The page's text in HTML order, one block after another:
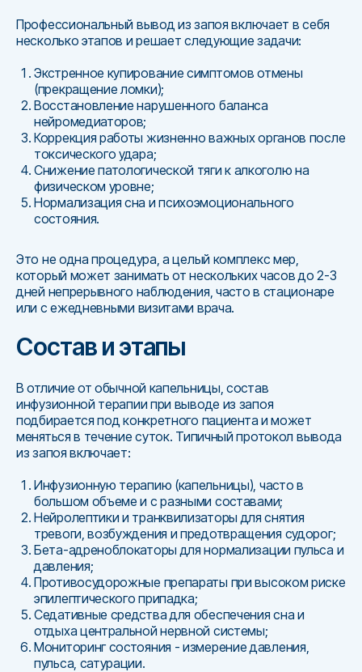
Профессиональный вывод из запоя включает в себя
несколько этапов и решает следующие задачи:
Экстренное купирование симптомов отмены
(прекращение ломки);
Восстановление нарушенного баланса
нейромедиаторов;
Коррекция работы жизненно важных органов после
токсического удара;
Снижение патологической тяги к алкоголю на
физическом уровне;
Нормализация сна и психоэмоционального
состояния.
Это не одна процедура, а целый комплекс мер,
который может занимать от нескольких часов до 2-3
дней непрерывного наблюдения, часто в стационаре
или с ежедневными визитами врача.
Состав и этапы
В отличие от обычной капельницы, состав
инфузионной терапии при выводе из запоя
подбирается под конкретного пациента и может
меняться в течение суток. Типичный протокол вывода
из запоя включает:
Инфузионную терапию (капельницы), часто в
большом объеме и с разными составами;
Нейролептики и транквилизаторы для снятия
тревоги, возбуждения и предотвращения судорог;
Бета-адреноблокаторы для нормализации пульса и
давления;
Противосудорожные препараты при высоком риске
эпилептического припадка;
Седативные средства для обеспечения сна и
отдыха центральной нервной системы;
Мониторинг состояния - измерение давления,
пульса, сатурации.